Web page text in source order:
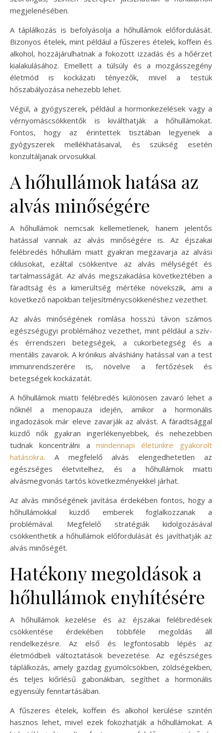
megjelenésében.
A táplálkozás is befolyásolja a hőhullámok előfordulását.
Bizonyos ételek, mint például a fűszeres ételek, koffein és
alkohol, hozzájárulhatnak a fokozott izzadás és a hőérzet
kialakulásához. Emellett a túlsúly és a mozgásszegény
életmód is kockázati tényezők, mivel a testük
hőszabályozása nehezebb lehet.
Végül, a gyógyszerek, például a hormonkezelések vagy a
vérnyomáscsökkentők is kiválthatják a hőhullámokat.
Fontos, hogy az érintettek tisztában legyenek a
gyógyszerek mellékhatásaival, és szükség esetén
konzultáljanak orvosukkal.
A hőhullámok hatása az
alvás minőségére
A hőhullámok nemcsak kellemetlenek, hanem jelentős
hatással vannak az alvás minőségére is. Az éjszakai
felébredés hőhullám miatt gyakran megzavarja az alvási
ciklusokat, ezáltal csökkentve az alvás mélységét és
tartalmasságát. Az alvás megszakadása következtében a
fáradtság és a kimerültség mértéke növekszik, ami a
következő napokban teljesítménycsökkenéshez vezethet.
Az alvás minőségének romlása hosszú távon számos
egészségügyi problémához vezethet, mint például a szív-
és érrendszeri betegségek, a cukorbetegség és a
mentális zavarok. A krónikus alváshiány hatással van a test
immunrendszerére is, növelve a fertőzések és
betegségek kockázatát.
A hőhullámok miatti felébredés különösen zavaró lehet a
nőknél a menopauza idején, amikor a hormonális
ingadozások már eleve zavarják az alvást. A fáradtsággal
küzdő nők gyakran ingerlékenyebbek, és nehezebben
tudnak koncentrálni amindennapi életünkre gyakorolt
hatásokra. A megfelelő alvás elengedhetetlen az
egészséges életvitelhez, és a hőhullámok miatti
alvásmegvonás tartós következményekkel járhat.
Az alvás minőségének javítása érdekében fontos, hogy a
hőhullámokkal küzdő emberek foglalkozzanak a
problémával. Megfelelő stratégiák kidolgozásával
csökkenthetik a hőhullámok előfordulását és javíthatják az
alvás minőségét.
Hatékony megoldások a
hőhullámok enyhítésére
A hőhullámok kezelése és az éjszakai felébredések
csökkentése érdekében többféle megoldás áll
rendelkezésre. Az első és legfontosabb lépés az
életmódbeli változtatások bevezetése. Az egészséges
táplálkozás, amely gazdag gyümölcsökben, zöldségekben,
és teljes kiőrlésű gabonákban, segíthet a hormonális
egyensúly fenntartásában.
A fűszeres ételek, koffein és alkohol kerülése szintén
hasznos lehet, mivel ezek fokozhatják a hőhullámokat. A